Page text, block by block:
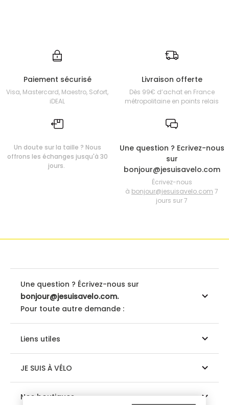
Paiement sécurisé
Visa, Mastercard, Maestro, Sofort,
iDEAL
Livraison offerte
Dès 99€ d’achat en France
métropolitaine en points relais
Un doute sur la taille ? Nous
offrons les échanges jusqu'à 30
jours.
Une question ? Ecrivez-nous
sur
bonjour@jesuisavelo.com
Écrivez-nous
à bonjour@jesuisavelo.com 7
jours sur 7
Une question ? Écrivez-nous sur
bonjour@jesuisavelo.com.
Pour toute autre demande :
Liens utiles
JE SUIS À VÉLO
Nos boutiques